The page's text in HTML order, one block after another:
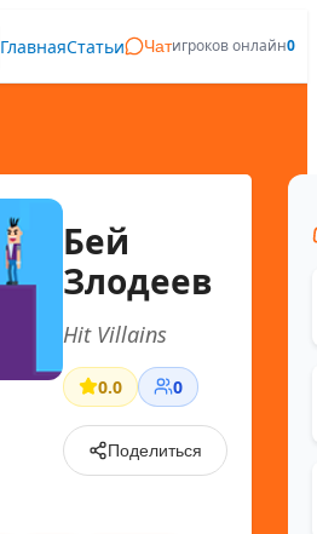
ГлавнаяСтатьи Чатигроков онлайн0
Бей
Злодеев
Hit Villains
0.0 0
Поделиться